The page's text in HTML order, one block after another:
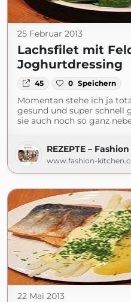
25 Februar 2013
Lachsfilet mit
Joghurtdressing
45 0 Speichern
Momentan stehe ich ja
gesund und super schnell
sie auch noch so ganz
REZEPTE –
www.fashion-
22 Mai 2013